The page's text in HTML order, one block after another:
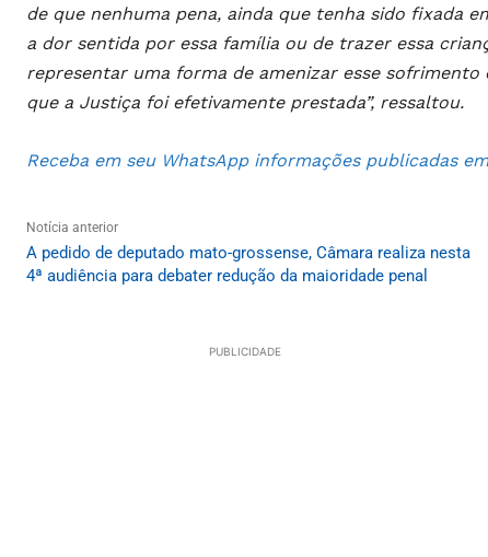
de que nenhuma pena, ainda que tenha sido fixada
a dor sentida por essa família ou de trazer essa
representar uma forma de amenizar esse
que a Justiça foi efetivamente prestada”, ressaltou.
Receba em seu WhatsApp informações publicadas
Notícia anterior
A pedido de deputado mato-grossense, Câmara realiza nesta
4ª audiência para debater redução da maioridade penal
PUBLICIDADE